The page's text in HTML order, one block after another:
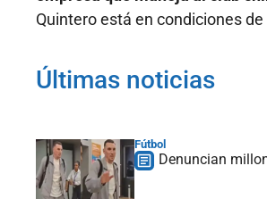
Quintero está en condiciones
Últimas noticias
Fútbol
Denuncian